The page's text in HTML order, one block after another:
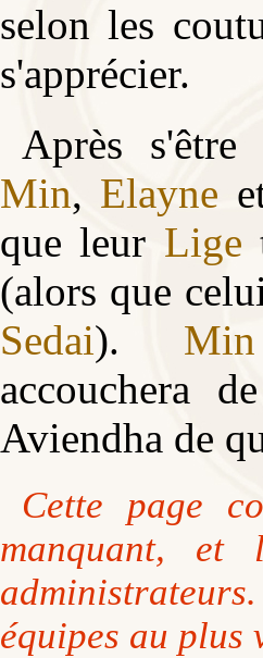
selon les
s'apprécier.
Après
Min, Elayne
que leur Lige
(alors que
Sedai). Min
accouchera
Aviendha de
Cette page
manquant,
équipes au plus